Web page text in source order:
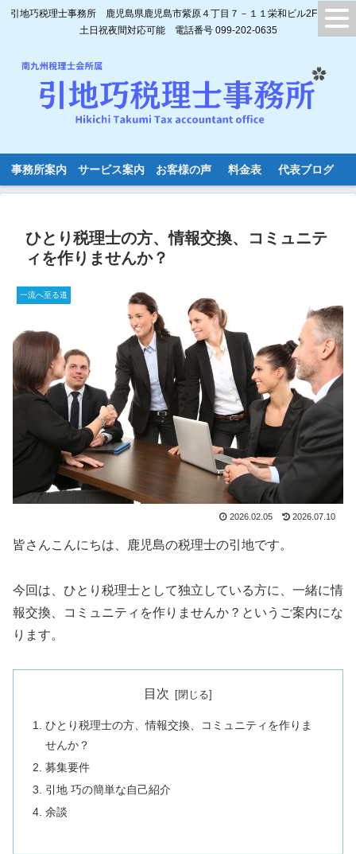
引地巧税理士事務所 鹿児島県鹿児島市紫原４丁目７－１１栄和ビル2F
土日祝夜間対応可能 電話番号 099-202-0635
事務所案内 サービス案内 お客様の声 料金表 代表ブログ
ひとり税理士の方、情報交換、コミュニテ
ィを作りませんか？
一流へ至る道
2026.02.05 2026.07.10
皆さんこんにちは、鹿児島の税理士の引地です。
今回は、ひとり税理士として独立している方に、一緒に情
報交換、コミュニティを作りませんか？というご案内にな
ります。
目次
ひとり税理士の方、情報交換、コミュニティを作りま
せんか？
募集要件
引地 巧の簡単な自己紹介
余談